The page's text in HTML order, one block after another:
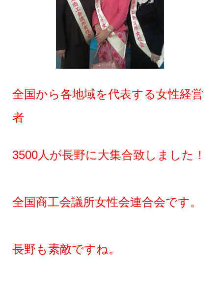
全国から各地域を代表する女性経営
者
3500人が長野に大集合致しました！
全国商工会議所女性会連合会です。
長野も素敵ですね。